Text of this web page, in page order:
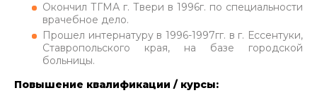
Окончил ТГМА г. Твери в 1996г. по специальности
врачебное дело.
Прошел интернатуру в 1996-1997гг. в г. Ессентуки,
Ставропольского края, на базе городской
больницы.
Повышение квалификации / курсы: